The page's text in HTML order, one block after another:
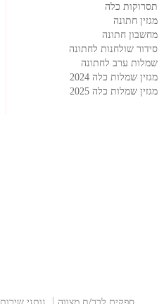
תסרוקות כלה
מגזין חתונה
מחשבון חתונה
סידור שולחנות לחתונה
שמלות ערב לחתונה
מגזין שמלות כלה 2024
מגזין שמלות כלה 2025